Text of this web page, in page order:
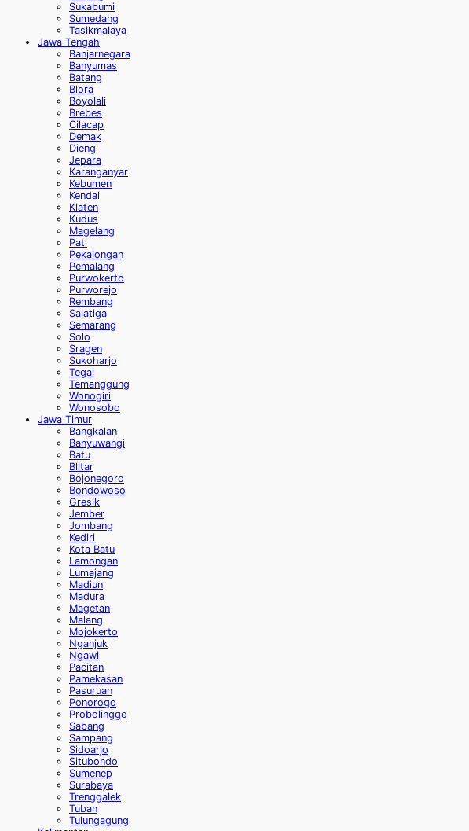
Sukabumi
Sumedang
Tasikmalaya
Jawa Tengah
Banjarnegara
Banyumas
Batang
Blora
Boyolali
Brebes
Cilacap
Demak
Dieng
Jepara
Karanganyar
Kebumen
Kendal
Klaten
Kudus
Magelang
Pati
Pekalongan
Pemalang
Purwokerto
Purworejo
Rembang
Salatiga
Semarang
Solo
Sragen
Sukoharjo
Tegal
Temanggung
Wonogiri
Wonosobo
Jawa Timur
Bangkalan
Banyuwangi
Batu
Blitar
Bojonegoro
Bondowoso
Gresik
Jember
Jombang
Kediri
Kota Batu
Lamongan
Lumajang
Madiun
Madura
Magetan
Malang
Mojokerto
Nganjuk
Ngawi
Pacitan
Pamekasan
Pasuruan
Ponorogo
Probolinggo
Sabang
Sampang
Sidoarjo
Situbondo
Sumenep
Surabaya
Trenggalek
Tuban
Tulungagung